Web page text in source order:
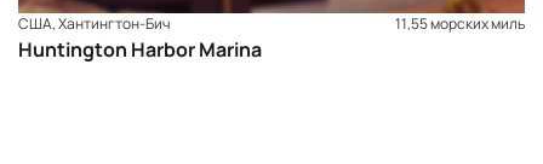
США, Хантингтон-Бич 11,55 морских миль
Huntington Harbor Marina